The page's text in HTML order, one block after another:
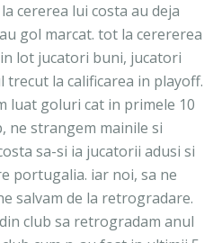
cererea lui costa au deja
gol marcat. tot la cerererea
lot jucatori buni, jucatori
la calificarea in playoff.
luat goluri cat in primele 10
ne strangem mainile si
sa-si ia jucatorii adusi si
portugalia. iar noi, sa ne
salvam de la retrogradare.
club sa retrogradam anul